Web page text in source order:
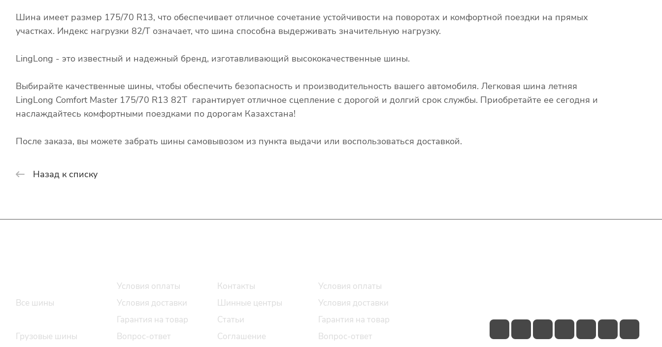
Шина имеет размер 175/70 R13, что обеспечивает отличное сочетание устойчивости на поворотах и комфортной поездки на прямых
участках. Индекс нагрузки 82/T означает, что шина способна выдерживать значительную нагрузку.
LingLong - это известный и надежный бренд, изготавливающий высококачественные шины.
Выбирайте качественные шины, чтобы обеспечить безопасность и производительность вашего автомобиля. Легковая шина летняя
LingLong Comfort Master 175/70 R13 82T гарантирует отличное сцепление с дорогой и долгий срок службы. Приобретайте ее сегодня и
наслаждайтесь комфортными поездками по дорогам Казахстана!
После заказа, вы можете забрать шины самовывозом из пункта выдачи или воспользоваться доставкой.
Назад к списку
Все шины
Грузовые шины
Условия оплаты
Условия доставки
Гарантия на товар
Вопрос-ответ
Контакты
Шинные центры
Статьи
Соглашение
Условия оплаты
Условия доставки
Гарантия на товар
Вопрос-ответ